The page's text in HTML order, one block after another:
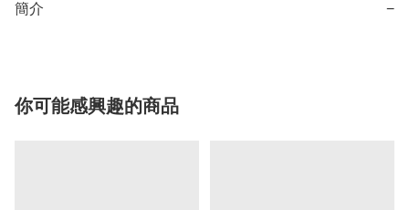
簡介 −
你可能感興趣的商品